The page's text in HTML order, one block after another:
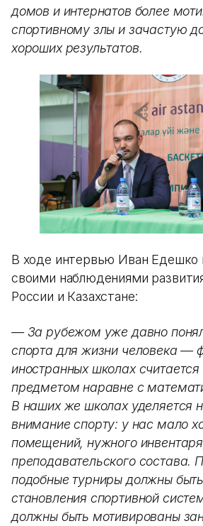
домов и интернатов более
спортивному злы и зачастую
хороших результатов.
В ходе интервью Иван Едешко
своими наблюдениями
России и Казахстане:
— За рубежом уже давно
спорта для жизни человека —
иностранных школах
предметом наравне с
В наших же школах уделяется
внимание спорту: у нас мало
помещений, нужного
преподавательского состава.
подобные турниры должны
становления спортивной
должны быть мотивированы